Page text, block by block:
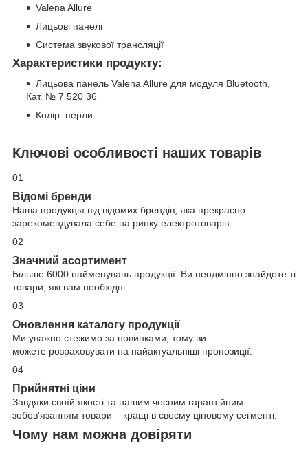
Valena Allure
Лицьові панелі
Система звукової трансляції
Характеристики продукту:
Лицьова панель Valena Allure для модуля Bluetooth,
Кат. № 7 520 36
Колір: перли
Ключові особливості наших товарів
01
Відомі бренди
Наша продукція від відомих брендів, яка прекрасно
зарекомендувала себе на ринку електротоварів.
02
Значний асортимент
Більше 6000 найменувань продукції. Ви неодмінно знайдете ті
товари, які вам необхідні.
03
Оновлення каталогу продукції
Ми уважно стежимо за новинками, тому ви
можете розраховувати на найактуальніші пропозиції.
04
Прийнятні ціни
Завдяки своїй якості та нашим чесним гарантійним
зобов'язанням товари – кращі в своєму ціновому сегменті.
Чому нам можна довіряти